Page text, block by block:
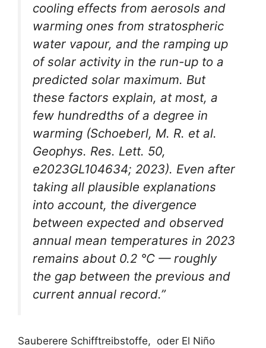
cooling effects from aerosols and
warming ones from stratospheric
water vapour, and the ramping up
of solar activity in the run-up to a
predicted solar maximum. But
these factors explain, at most, a
few hundredths of a degree in
warming (Schoeberl, M. R. et al.
Geophys. Res. Lett. 50,
e2023GL104634; 2023). Even after
taking all plausible explanations
into account, the divergence
between expected and observed
annual mean temperatures in 2023
remains about 0.2 °C — roughly
the gap between the previous and
current annual record.”
Sauberere Schifftreibstoffe, oder El Niño